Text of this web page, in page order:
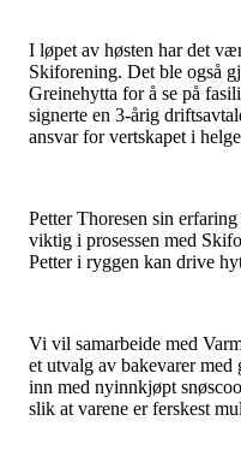
I løpet av høsten har det
Skiforening. Det ble også
Greinehytta for å se på
signerte en 3-årig
ansvar for vertskapet i
Petter Thoresen sin
viktig i prosessen med
Petter i ryggen kan drive
Vi vil samarbeide med
et utvalg av bakevarer
inn med nyinnkjøpt
slik at varene er ferskest